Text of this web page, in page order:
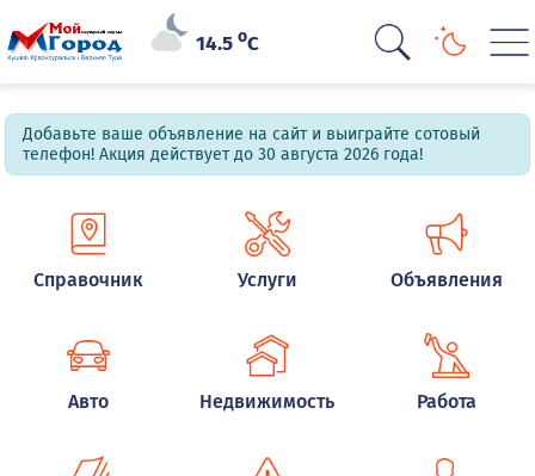
14.5oC
Добавьте ваше объявление на сайт и выиграйте сотовый
телефон! Акция действует до 30 августа 2026 года!
Справочник Услуги Объявления
Авто Недвижимость Работа